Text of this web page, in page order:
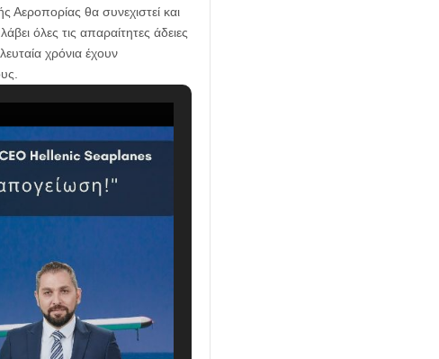
Αεροπορίας θα συνεχιστεί και
όλες τις απαραίτητες άδειες
χρόνια έχουν